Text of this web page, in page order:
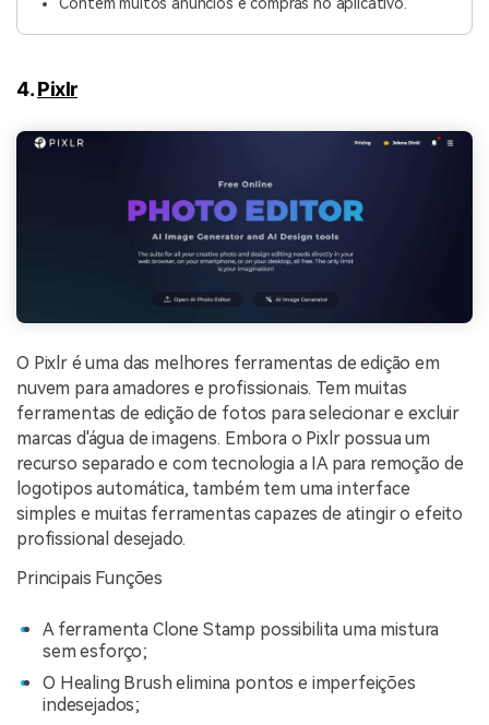
Contém muitos anúncios e compras no aplicativo.
4.Pixlr
O Pixlr é uma das melhores ferramentas de edição em
nuvem para amadores e profissionais. Tem muitas
ferramentas de edição de fotos para selecionar e excluir
marcas d'água de imagens. Embora o Pixlr possua um
recurso separado e com tecnologia a IA para remoção de
logotipos automática, também tem uma interface
simples e muitas ferramentas capazes de atingir o efeito
profissional desejado.
Principais Funções
A ferramenta Clone Stamp possibilita uma mistura
sem esforço;
O Healing Brush elimina pontos e imperfeições
indesejados;